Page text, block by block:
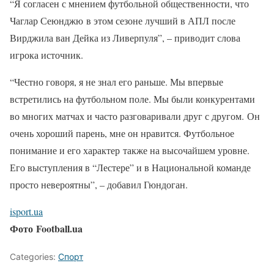
“Я согласен с мнением футбольной общественности, что
Чаглар Сеюнджю в этом сезоне лучший в АПЛ после
Вирджила ван Дейка из Ливерпуля”, – приводит слова
игрока источник.
“Честно говоря, я не знал его раньше. Мы впервые
встретились на футбольном поле. Мы были конкурентами
во многих матчах и часто разговаривали друг с другом. Он
очень хороший парень, мне он нравится. Футбольное
понимание и его характер также на высочайшем уровне.
Его выступления в “Лестере” и в Национальной команде
просто невероятны”, – добавил Гюндоган.
isport.ua
Фото Football.ua
Categories: Спорт